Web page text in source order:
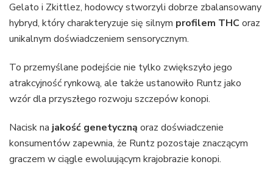
Gelato i Zkittlez, hodowcy stworzyli dobrze zbalansowany
hybryd, który charakteryzuje się silnym profilem THC oraz
unikalnym doświadczeniem sensorycznym.
To przemyślane podejście nie tylko zwiększyło jego
atrakcyjność rynkową, ale także ustanowiło Runtz jako
wzór dla przyszłego rozwoju szczepów konopi.
Nacisk na jakość genetyczną oraz doświadczenie
konsumentów zapewnia, że Runtz pozostaje znaczącym
graczem w ciągle ewoluującym krajobrazie konopi.